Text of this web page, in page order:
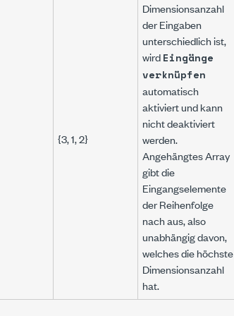
{3, 1, 2}
Dimensionsanzahl
der Eingaben
unterschiedlich ist,
wirdEingänge
verknüpfen
automatisch
aktiviert und kann
nicht deaktiviert
werden.
Angehängtes Array
gibt die
Eingangselemente
der Reihenfolge
nach aus, also
unabhängig davon,
welches die höchste
Dimensionsanzahl
hat.